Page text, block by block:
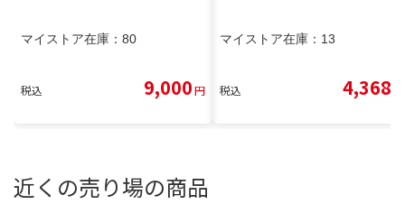
マイストア在庫： 80
税込 9,000円
マイストア在庫： 13
税込 4,368
近くの売り場の商品